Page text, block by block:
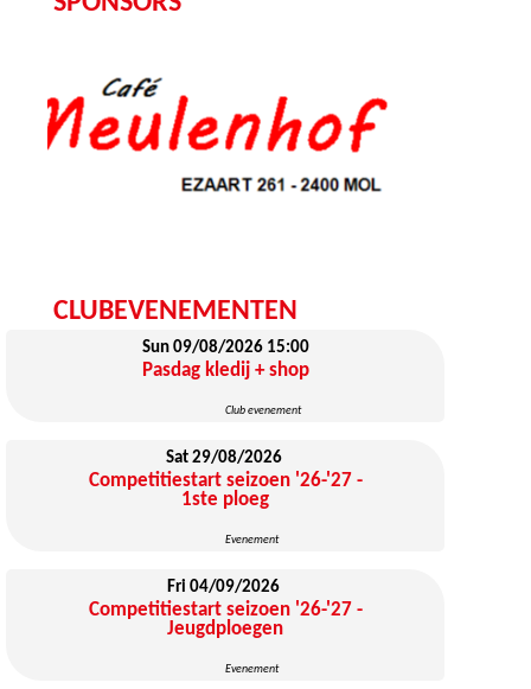
CLUBEVENEMENTEN
Sun 09/08/2026 15:00
Pasdag kledij + shop
Club evenement
Sat 29/08/2026
Competitiestart seizoen '26-'27 -
1ste ploeg
Evenement
Fri 04/09/2026
Competitiestart seizoen '26-'27 -
Jeugdploegen
Evenement